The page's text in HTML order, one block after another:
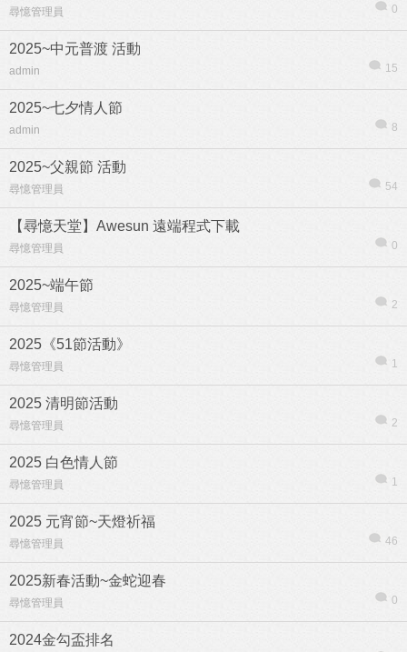
列表
信息
尋憶管理員 0
2025~中元普渡 活動
admin 15
2025~七夕情人節
admin 8
2025~父親節 活動
尋憶管理員 54
【尋憶天堂】Awesun 遠端程式下載
尋憶管理員 0
2025~端午節
尋憶管理員 2
2025《51節活動》
尋憶管理員 1
2025 清明節活動
尋憶管理員 2
2025 白色情人節
尋憶管理員 1
2025 元宵節~天燈祈福
尋憶管理員 46
2025新春活動~金蛇迎春
尋憶管理員 0
2024金勾盃排名